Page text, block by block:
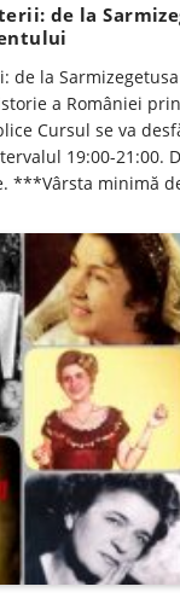
de la
la
a României
Cursul se va
19:00-21:00.
***Vârsta minimă